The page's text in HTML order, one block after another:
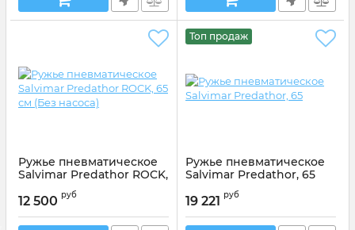
Ружье пневматическое
Salvimar Predathor ROCK,
65 см (Без насоса)
Артикул: 306065R
12 500 руб
Топ продаж
Ружье пневматическое
Salvimar Predathor, 65
306065
19 221 руб